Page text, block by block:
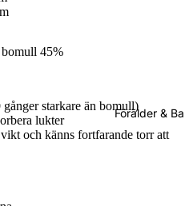
Förälder &
45%
starkare än bomull)
lukter
och känns fortfarande torr att